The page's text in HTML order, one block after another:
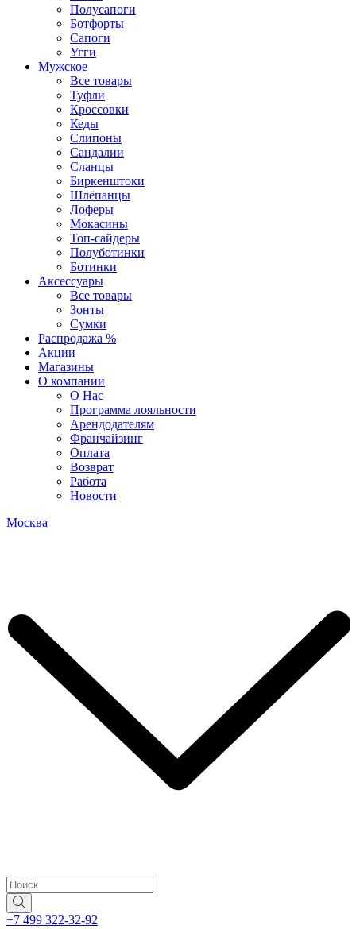
Полусапоги
Ботфорты
Сапоги
Угги
Мужское
Все товары
Туфли
Кроссовки
Кеды
Слипоны
Сандалии
Сланцы
Биркенштоки
Шлёпанцы
Лоферы
Мокасины
Топ-сайдеры
Полуботинки
Ботинки
Аксессуары
Все товары
Зонты
Сумки
Распродажа %
Акции
Магазины
О компании
О Нас
Программа лояльности
Арендодателям
Франчайзинг
Оплата
Возврат
Работа
Новости
Москва
+7 499 322-32-92